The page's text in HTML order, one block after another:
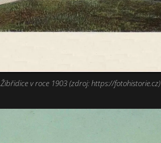
Žibřidice v roce 1903 (zdroj: https://fotohistorie.cz)